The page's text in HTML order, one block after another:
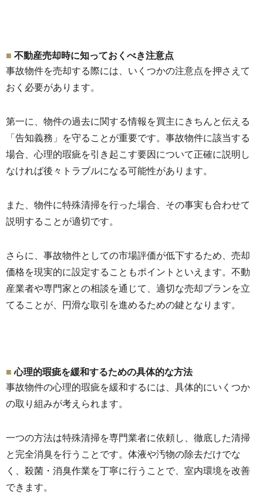
不動産売却時に知っておくべき注意点
事故物件を売却する際には、 いくつかの注意点を押さえて
おく必要があります。
第一に、 物件の過去に関する情報を買主にきちんと伝える
「告知義務」 を守ることが重要です。事故物件に該当する
場合、 心理的瑕疵を引き起こす要因について正確に説明し
なければ後々トラブルになる可能性があります。
また、 物件に特殊清掃を行った場合、 その事実も合わせて
説明することが適切です。
さらに、 事故物件としての市場評価が低下するため、 売却
価格を現実的に設定することもポイントといえます。 不動
産業者や専門家との相談を通じて、 適切な売却プランを立
てることが、 円滑な取引を進めるための鍵となります。
心理的瑕疵を緩和するための具体的な方法
事故物件の心理的瑕疵を緩和するには、 具体的にいくつか
の取り組みが考えられます。
一つの方法は特殊清掃を専門業者に依頼し、 徹底した清掃
と完全消臭を行うことです。 体液や汚物の除去だけでな
く、殺菌・ 消臭作業を丁寧に行うことで、室内環境を改善
できます。